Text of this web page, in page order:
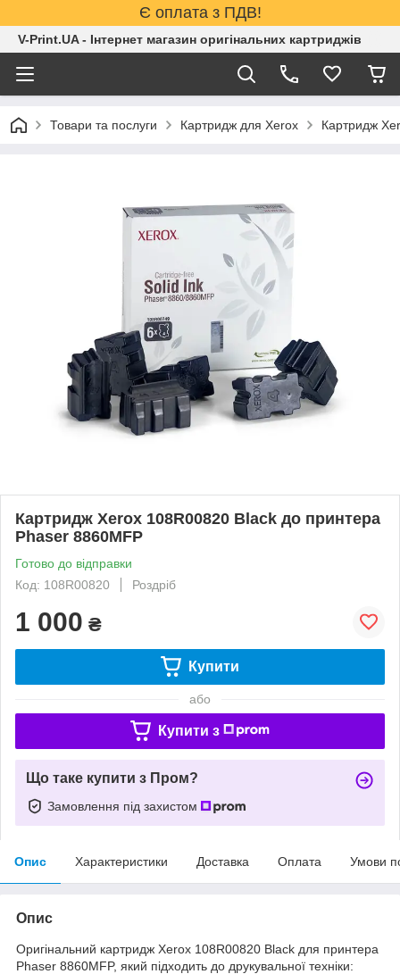
Є оплата з ПДВ!
V-Print.UA - Інтернет магазин оригінальних картриджів
Товари та послуги Картридж для Xerox Картридж
Картридж Xerox 108R00820 Black до принтера
Phaser 8860MFP
Готово до відправки
Код: 108R00820
Роздріб
1 000 ₴
Купити
або
Купити з
Що таке купити з Пром?
Замовлення під захистом
Опис Характеристики Доставка Оплата Умови
Опис
Оригінальний картридж Xerox 108R00820 Black для принтера
Phaser 8860MFP, який підходить до друкувальної техніки: